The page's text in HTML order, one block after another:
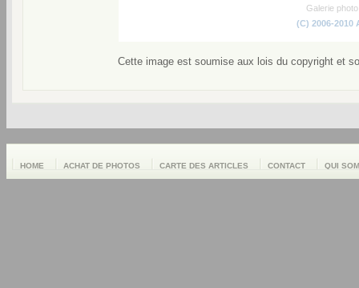
Galerie
(C) 2006-2010
Cette image est soumise aux lois du copyright et
HOME ACHAT DE PHOTOS CARTE DES ARTICLES CONTACT QUI